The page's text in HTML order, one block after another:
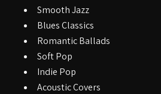
Smooth Jazz
Blues Classics
Romantic Ballads
Soft Pop
Indie Pop
Acoustic Covers